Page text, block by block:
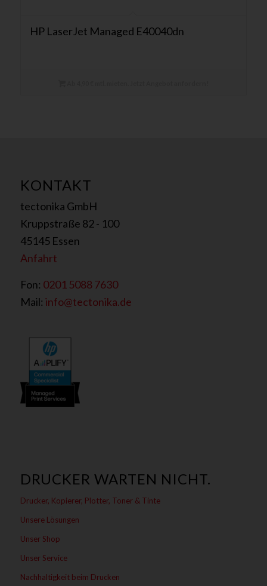
HP LaserJet Managed E40040dn
KONTAKT
tectonika GmbH
Kruppstraße 82 - 100
45145 Essen
Anfahrt
Fon: 0201 5088 7630
Mail: info@tectonika.de
DRUCKER WARTEN NICHT.
Drucker, Kopierer, Plotter, Toner & Tinte
Unsere Lösungen
Unser Shop
Unser Service
Nachhaltigkeit beim Drucken